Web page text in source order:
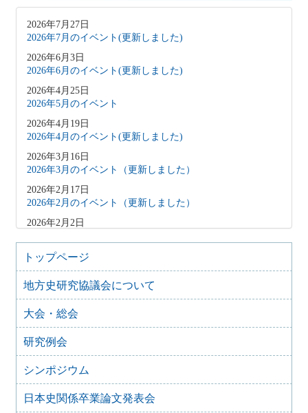
2026年7月27日
2026年7月のイベント(更新しました)
2026年6月3日
2026年6月のイベント(更新しました)
2026年4月25日
2026年5月のイベント
2026年4月19日
2026年4月のイベント(更新しました)
2026年3月16日
2026年3月のイベント（更新しました）
2026年2月17日
2026年2月のイベント（更新しました）
2026年2月2日
2026年1月9日
2026年1月のイベント(更新しました)
2025年12月10日
2025年12月のイベント
2025年10月31日
2025年11月のイベント（更新しました）
2025年9月20日
2025年10月のイベント(更新しました)
2025年8月のイベント
トップページ
地方史研究協議会について
大会・総会
研究例会
シンポジウム
日本史関係卒業論文発表会